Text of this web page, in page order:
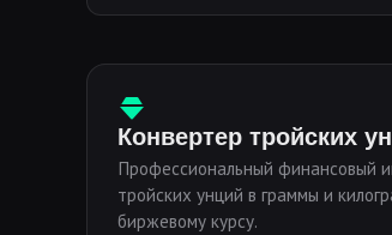
Конвертер тройских
Профессиональный финансовый
тройских унций в граммы и
биржевому курсу.